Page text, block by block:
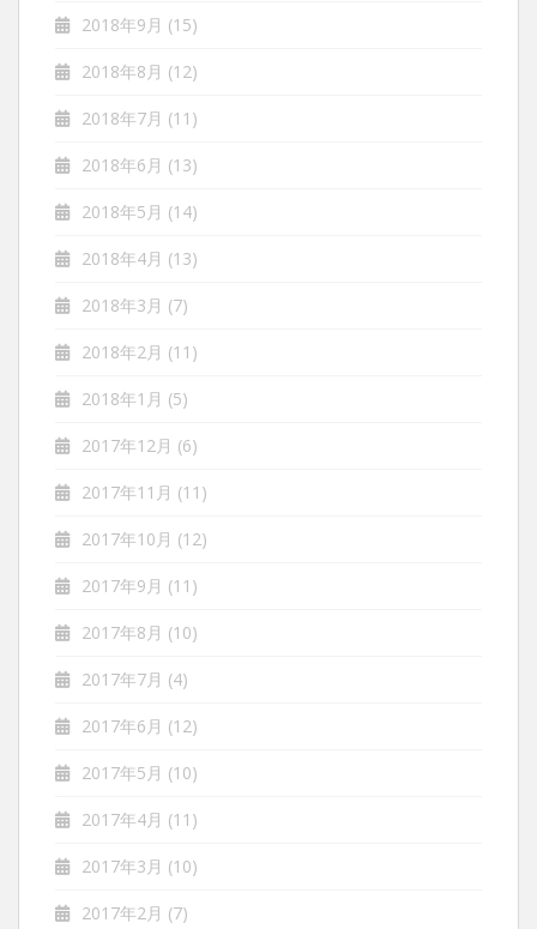
2018年9月 (15)
2018年8月 (12)
2018年7月 (11)
2018年6月 (13)
2018年5月 (14)
2018年4月 (13)
2018年3月 (7)
2018年2月 (11)
2018年1月 (5)
2017年12月 (6)
2017年11月 (11)
2017年10月 (12)
2017年9月 (11)
2017年8月 (10)
2017年7月 (4)
2017年6月 (12)
2017年5月 (10)
2017年4月 (11)
2017年3月 (10)
2017年2月 (7)